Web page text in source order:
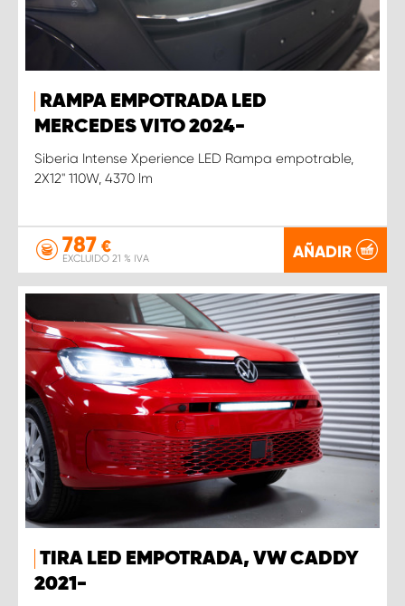
RAMPA EMPOTRADA LED
MERCEDES VITO 2024-
Siberia Intense Xperience LED Rampa empotrable,
2X12'' 110W, 4370 lm
787 €
EXCLUIDO 21 % IVA AÑADIR
TIRA LED EMPOTRADA, VW CADDY
2021-